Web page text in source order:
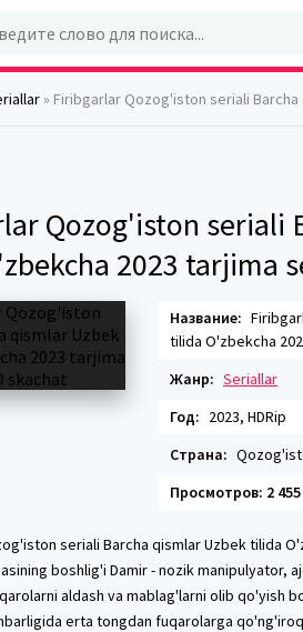
» Firibgarlar Qozog'iston seriali Barcha qismlar
Qozog'iston seriali
2023 tarjima
Название:
tilida O'zbekcha
Жанр: Seriallar
Год: 2023, HDRip
Страна:
Просмотров: 2 455
seriali Barcha qismlar Uzbek tilida
boshlig'i Damir - nozik manipulyator,
aldash va mablag'larni olib qo'yish
erta tongdan fuqarolarga